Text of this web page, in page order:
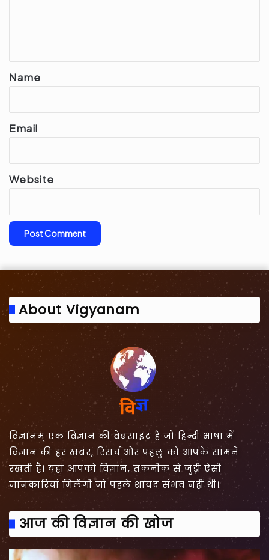
*
Name
Email
Website
About Vigyanam
विज्ञानम् एक विज्ञान की वेबसाइट है जो हिन्दी भाषा में
विज्ञान की हर खबर, रिसर्च और पहलु को आपके सामने
रखती है। यहां आपको विज्ञान, तकनीक से जुड़ी ऐसी
जानकारियां मिलेंगी जो पहले शायद संभव नहीं थी।
आज की विज्ञान की खोज